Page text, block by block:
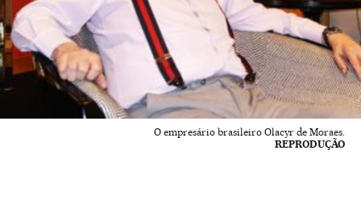
O empresário brasileiro Olacyr de Moraes.
REPRODUÇÃO